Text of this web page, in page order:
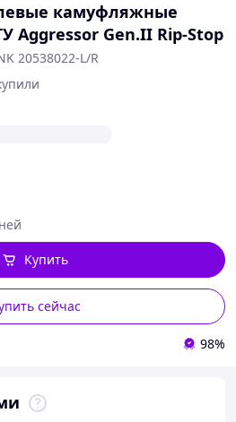
камуфляжные
Gen.II Rip-Stop
20538022-L/R
сейчас
Купить
98%